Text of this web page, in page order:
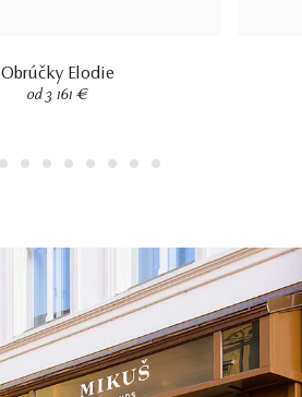
Obrúčky Elodie
od 3 161 €
3 4 5 6 7 8 9 10